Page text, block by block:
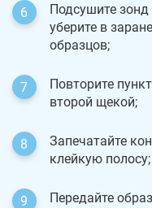
Подсушите зонд
уберите в
образцов;
Повторите
второй щекой;
Запечатайте
клейкую полосу;
Передайте